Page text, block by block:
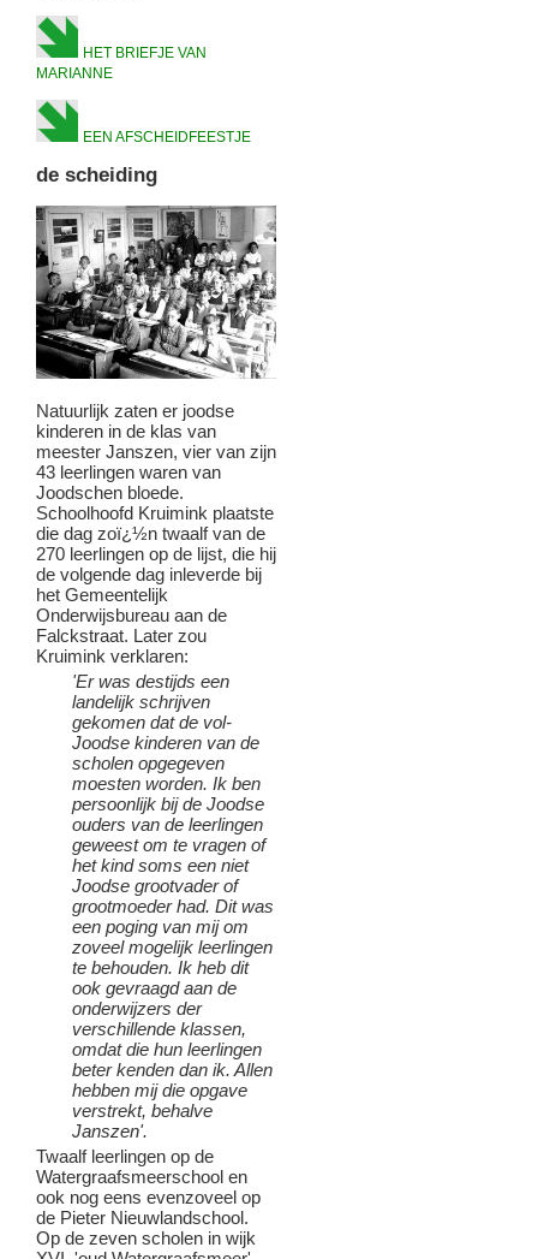
HET BRIEFJE VAN
MARIANNE
EEN AFSCHEIDFEESTJE
de scheiding
Natuurlijk zaten er joodse
kinderen in de klas van
meester Janszen, vier van zijn
43 leerlingen waren van
Joodschen bloede.
Schoolhoofd Kruimink plaatste
die dag zoï¿½n twaalf van de
270 leerlingen op de lijst, die hij
de volgende dag inleverde bij
het Gemeentelijk
Onderwijsbureau aan de
Falckstraat. Later zou
Kruimink verklaren:
'Er was destijds een
landelijk schrijven
gekomen dat de vol-
Joodse kinderen van de
scholen opgegeven
moesten worden. Ik ben
persoonlijk bij de Joodse
ouders van de leerlingen
geweest om te vragen of
het kind soms een niet
Joodse grootvader of
grootmoeder had. Dit was
een poging van mij om
zoveel mogelijk leerlingen
te behouden. Ik heb dit
ook gevraagd aan de
onderwijzers der
verschillende klassen,
omdat die hun leerlingen
beter kenden dan ik. Allen
hebben mij die opgave
verstrekt, behalve
Janszen'.
Twaalf leerlingen op de
Watergraafsmeerschool en
ook nog eens evenzoveel op
de Pieter Nieuwlandschool.
Op de zeven scholen in wijk